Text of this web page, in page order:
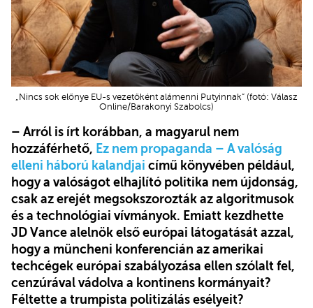
„Nincs sok előnye EU-s vezetőként alámenni Putyinnak” (fotó: Válasz
Online/Barakonyi Szabolcs)
– Arról is írt korábban, a magyarul nem
hozzáférhető, Ez nem propaganda – A valóság
elleni háború kalandjai című könyvében például,
hogy a valóságot elhajlító politika nem újdonság,
csak az erejét megsokszorozták az algoritmusok
és a technológiai vívmányok. Emiatt kezdhette
JD Vance alelnök első európai látogatását azzal,
hogy a müncheni konferencián az amerikai
techcégek európai szabályozása ellen szólalt fel,
cenzúrával vádolva a kontinens kormányait?
Féltette a trumpista politizálás esélyeit?